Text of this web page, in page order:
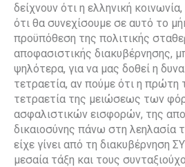
δείχνουν ότι η ελληνική
ότι θα συνεχίσουμε σε αυτό το
προϋπόθεση της πολιτικής
αποφασιστικής διακυβέρνησης,
ψηλότερα, για να μας δοθεί η
τετραετία, αν πούμε ότι η πρώτη
τετραετία της μειώσεως των
ασφαλιστικών εισφορών, της
δικαιοσύνης πάνω στη λεηλασία
είχε γίνει από τη διακυβέρνηση
μεσαία τάξη και τους